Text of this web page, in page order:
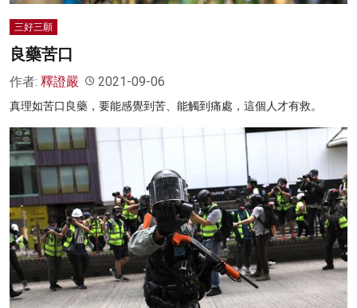
三好三願
良藥苦口
作者: 釋證嚴 2021-09-06
真理如苦口良藥，要能感覺到苦、能觸到痛處，這個人才有救。